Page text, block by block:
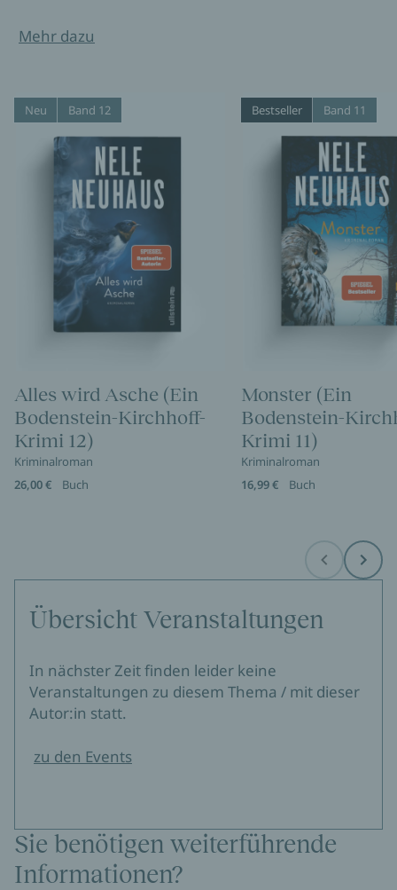
Mehr dazu
Neu Band 12
Alles wird Asche (Ein
Bodenstein-Kirchhoff-
Krimi 12)
Kriminalroman
26,00 €
Buch
Bestseller Band 11
Monster (Ein
Bodenstein-
Krimi 11)
Kriminalroman
16,99 €
Buch
Before Next
Übersicht Veranstaltungen
In nächster Zeit finden leider keine
Veranstaltungen zu diesem Thema / mit dieser
Autor:in statt.
zu den Events
Sie benötigen weiterführende
Informationen?